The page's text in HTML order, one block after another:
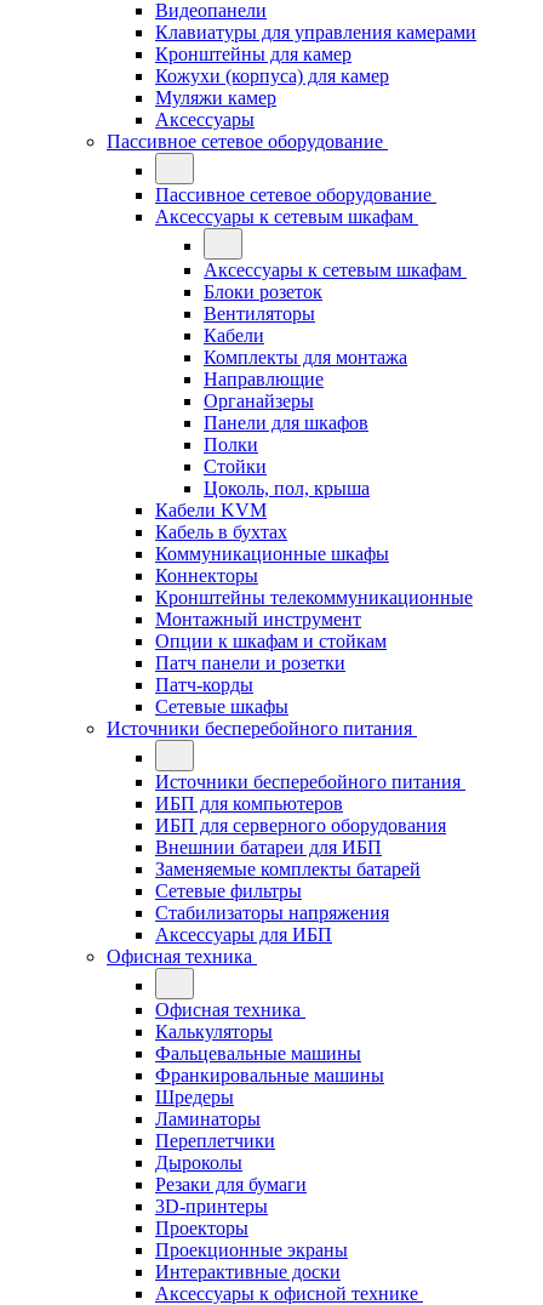
Видеопанели
Клавиатуры для управления камерами
Кронштейны для камер
Кожухи (корпуса) для камер
Муляжи камер
Аксессуары
Пассивное сетевое оборудование
Пассивное сетевое оборудование
Аксессуары к сетевым шкафам
Аксессуары к сетевым шкафам
Блоки розеток
Вентиляторы
Кабели
Комплекты для монтажа
Направлющие
Органайзеры
Панели для шкафов
Полки
Стойки
Цоколь, пол, крыша
Кабели KVM
Кабель в бухтах
Коммуникационные шкафы
Коннекторы
Кронштейны телекоммуникационные
Монтажный инструмент
Опции к шкафам и стойкам
Патч панели и розетки
Патч-корды
Сетевые шкафы
Источники бесперебойного питания
Источники бесперебойного питания
ИБП для компьютеров
ИБП для серверного оборудования
Внешнии батареи для ИБП
Заменяемые комплекты батарей
Сетевые фильтры
Стабилизаторы напряжения
Аксессуары для ИБП
Офисная техника
Офисная техника
Калькуляторы
Фальцевальные машины
Франкировальные машины
Шредеры
Ламинаторы
Переплетчики
Дыроколы
Резаки для бумаги
3D-принтеры
Проекторы
Проекционные экраны
Интерактивные доски
Аксессуары к офисной технике